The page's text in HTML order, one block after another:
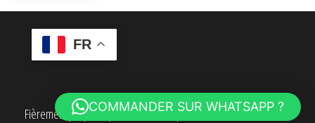
FR
Fièrement propulsé parWordPress |Thème :Envo eCommerce
COMMANDER SUR WHATSAPP ?